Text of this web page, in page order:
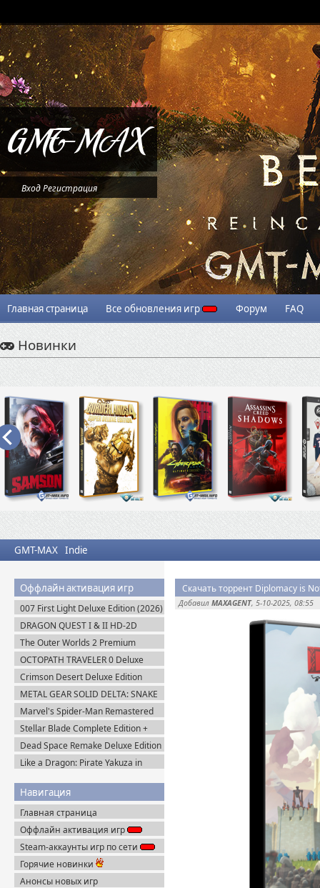
ВходРегистрация
Главная страница Все обновления игр Форум FAQ
Новинки
GMT-MAX Indie
Оффлайн активация игр
007 First Light Deluxe Edition (2026)
Пиратка
DRAGON QUEST I & II HD-2D
Remake v.1.0.2.0 + Все DLC (2025)
Пиратка
The Outer Worlds 2 Premium
Edition v.1.2.0.1 (2025) Пиратка
OCTOPATH TRAVELER 0 Deluxe
Edition v.1.0.8 (2025) Portable
Crimson Desert Deluxe Edition
v.1.14.0 (2026) Portable
METAL GEAR SOLID DELTA: SNAKE
EATER v.1.2.4 (2025) Пиратка
Marvel's Spider-Man Remastered
v.4.630.0.0 + Все DLC (2022)
Пиратка
Stellar Blade Complete Edition +
Все DLC (2025) Пиратка
Dead Space Remake Deluxe Edition
(2023) Пиратка
Like a Dragon: Pirate Yakuza in
Навигация
Главная страница
Оффлайн активация игр
Steam-аккаунты игр по сети
Горячие новинки
Анонсы новых игр
Скачать торрент Diplomacy is
Добавил MAXAGENT, 5-10-2025, 08:55